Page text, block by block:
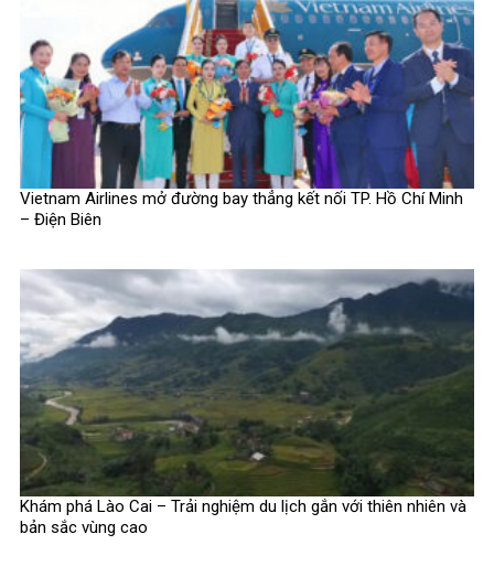
Vietnam Airlines mở đường bay thẳng kết nối TP. Hồ Chí Minh
– Điện Biên
Khám phá Lào Cai – Trải nghiệm du lịch gắn với thiên nhiên và
bản sắc vùng cao